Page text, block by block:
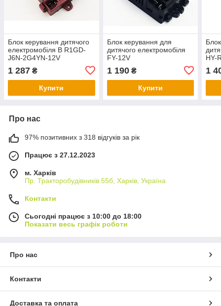
Блок керування дитячого
електромобіля B R1GD-
J6N-2G4YN-12V
1 287 ₴
Купити
Блок керування для
дитячого електромобіля
FY-12V
1 190₴
Купити
HY-
1
Про нас
97% позитивних з 318 відгуків за рік
Працює з 27.12.2023
м. Харків
Пр. Тракторобудiвникiв 55б, Харків, Україна
Контакти
Сьогодні працює з 10:00 до 18:00
Показати весь графік роботи
Про нас
Контакти
Доставка та оплата